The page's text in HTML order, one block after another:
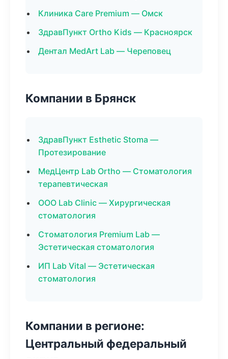
Клиника Care Premium — Омск
ЗдравПункт Ortho Kids — Красноярск
Дентал MedArt Lab — Череповец
Компании в Брянск
ЗдравПункт Esthetic Stoma —
Протезирование
МедЦентр Lab Ortho — Стоматология
терапевтическая
ООО Lab Clinic — Хирургическая
стоматология
Стоматология Premium Lab —
Эстетическая стоматология
ИП Lab Vital — Эстетическая
стоматология
Компании в регионе:
Центральный федеральный